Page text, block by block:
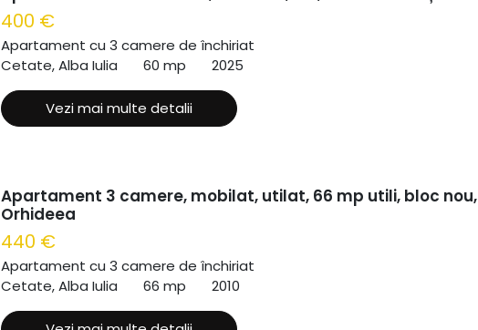
400 €
Apartament cu 3 camere de închiriat
Cetate, Alba Iulia
60 mp 2025
Vezi mai multe detalii
Apartament 3 camere, mobilat, utilat, 66 mp utili, bloc nou,
Orhideea
440 €
Apartament cu 3 camere de închiriat
Cetate, Alba Iulia
66 mp 2010